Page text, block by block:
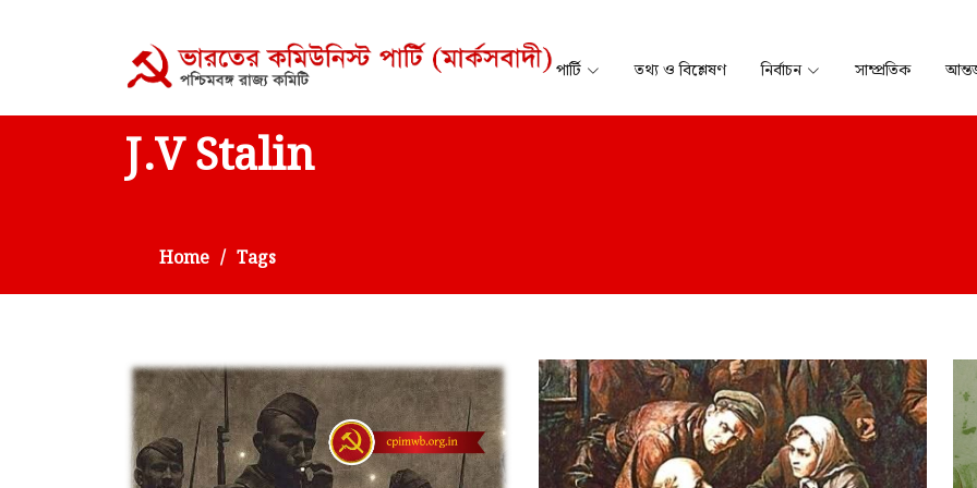
পার্টি তথ্য ও বিশ্লেষণ নির্বাচন সাম্প্রতিক
J.V Stalin
Home Tags